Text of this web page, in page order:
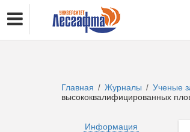
Главная / Журналы / Ученые
высококвалифицированных
Информация